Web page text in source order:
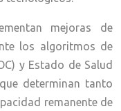
mejoras de
los algoritmos de
y Estado de Salud
determinan tanto
remanente de